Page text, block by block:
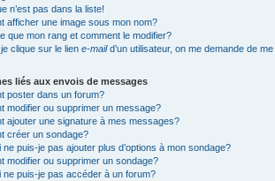
n’est pas dans la liste!
afficher une image sous mon nom?
que mon rang et comment le modifier?
clique sur le lien e-maild’un utilisateur, on me demande de
liés aux envois de messages
poster dans un forum?
modifier ou supprimer un message?
ajouter une signature à mes messages?
créer un sondage?
ne puis-je pas ajouter plus d’options à mon sondage?
modifier ou supprimer un sondage?
ne puis-je pas accéder à un forum?